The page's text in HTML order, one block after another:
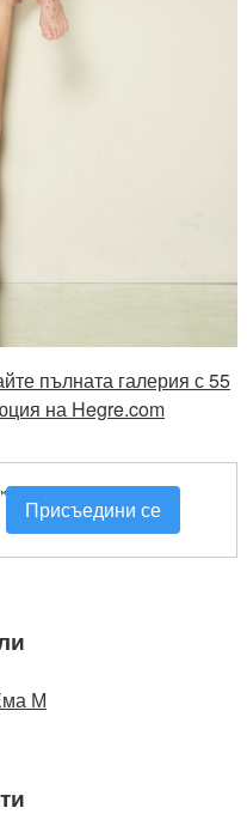
пълната галерия с 55
на Hegre.com
Присъедини се
М